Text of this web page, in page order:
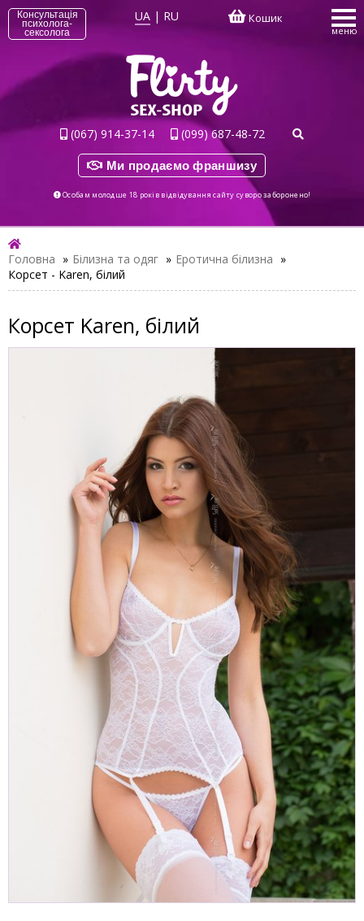
Консультація
психолога-
сексолога
UA | RU Кошик
меню
(067) 914-37-14 (099) 687-48-72
Ми продаємо франшизу
Особам молодше 18 років відвідування сайту суворо заборонено!
Головна » Білизна та одяг » Еротична білизна »
Корсет - Karen, білий
Корсет Karen, білий